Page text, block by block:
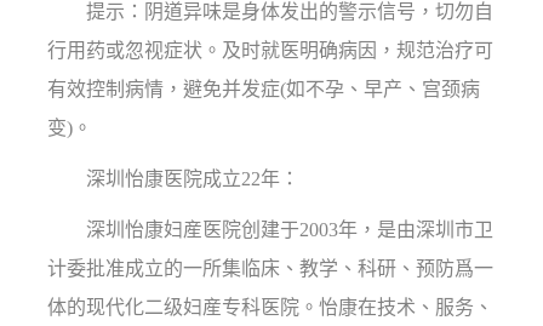
提示：阴道异味是身体发出的警示信号，切勿自
行用药或忽视症状。及时就医明确病因，规范治疗可
有效控制病情，避免并发症(如不孕、早产、宫颈病
变)。
深圳怡康医院成立22年：
深圳怡康妇産医院创建于2003年，是由深圳市卫
计委批准成立的一所集临床、教学、科研、预防爲一
体的现代化二级妇産专科医院。怡康在技术、服务、